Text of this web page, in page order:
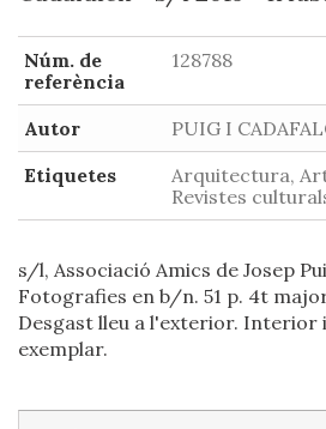
Núm. de
referència
128788
Autor
PUIG I
Etiquetes
Arquitectura,
Revistes
s/l, Associació Amics de Josep
Fotografies en b/n. 51 p. 4t
Desgast lleu a l'exterior. Interior
exemplar.